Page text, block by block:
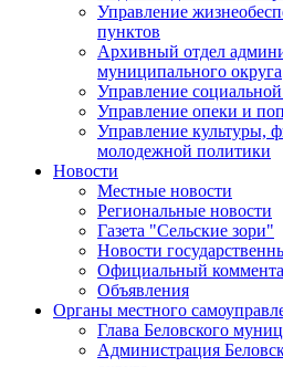
Управление
пунктов
Архивный отдел
муниципального округа
Управление
Управление опеки и
Управление культуры,
молодежной политики
Новости
Местные новости
Региональные новости
Газета "Сельские зори"
Новости
Официальный
Объявления
Органы местного
Глава Беловского
Администрация